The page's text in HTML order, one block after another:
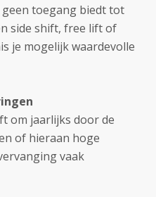
toegang biedt tot
side shift, free lift of
je mogelijk waardevolle
om jaarlijks door de
of hieraan hoge
vaak